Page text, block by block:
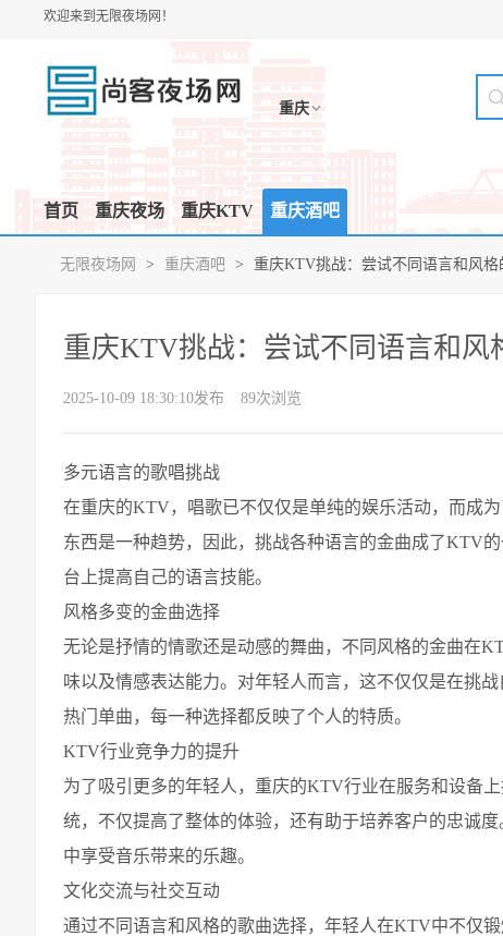
欢迎来到无限夜场网！
重庆
首页 重庆夜场 重庆KTV 重庆酒吧
无限夜场网 > 重庆酒吧 > 重庆KTV挑战：尝试不同语言和风格
重庆KTV挑战：尝试不同语言和风
2025-10-09 18:30:10发布 89次浏览
多元语言的歌唱挑战
在重庆的KTV，唱歌已不仅仅是单纯的娱乐活动，而成
东西是一种趋势，因此，挑战各种语言的金曲成了KTV
台上提高自己的语言技能。
风格多变的金曲选择
无论是抒情的情歌还是动感的舞曲，不同风格的金曲在
味以及情感表达能力。对年轻人而言，这不仅仅是在挑
热门单曲，每一种选择都反映了个人的特质。
KTV行业竞争力的提升
为了吸引更多的年轻人，重庆的KTV行业在服务和设备
统，不仅提高了整体的体验，还有助于培养客户的忠诚
中享受音乐带来的乐趣。
文化交流与社交互动
通过不同语言和风格的歌曲选择，年轻人在KTV中不仅